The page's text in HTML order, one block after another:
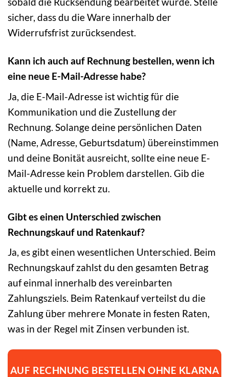
sicher, dass du die Ware innerhalb der
Widerrufsfrist zurücksendest.
Kann ich auch auf Rechnung bestellen, wenn ich
eine neue E-Mail-Adresse habe?
Ja, die E-Mail-Adresse ist wichtig für die
Kommunikation und die Zustellung der
Rechnung. Solange deine persönlichen Daten
(Name, Adresse, Geburtsdatum) übereinstimmen
und deine Bonität ausreicht, sollte eine neue E-
Mail-Adresse kein Problem darstellen. Gib die
aktuelle und korrekt zu.
Gibt es einen Unterschied zwischen
Rechnungskauf und Ratenkauf?
Ja, es gibt einen wesentlichen Unterschied. Beim
Rechnungskauf zahlst du den gesamten Betrag
auf einmal innerhalb des vereinbarten
Zahlungsziels. Beim Ratenkauf verteilst du die
Zahlung über mehrere Monate in festen Raten,
was in der Regel mit Zinsen verbunden ist.
AUF RECHNUNG BESTELLEN OHNE KLARNA